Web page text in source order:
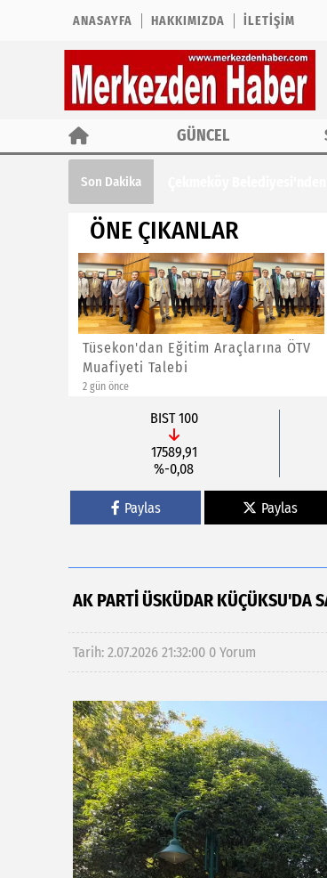
ANASAYFA HAKKIMIZDA İLETIŞIM
GÜNCEL
Son Dakika
ÖNE ÇIKANLAR
Tüsekon'dan Eğitim Araçlarına ÖTV
Muafiyeti Talebi
2 gün önce
BIST 100
17589,91
%-0,08
Paylas Paylas
AK PARTI ÜSKÜDAR KÜÇÜKSU'DA
Tarih: 2.07.2026 21:32:00 0 Yorum